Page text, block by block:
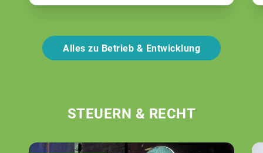
Alles zu Betrieb & Entwicklung
STEUERN & RECHT